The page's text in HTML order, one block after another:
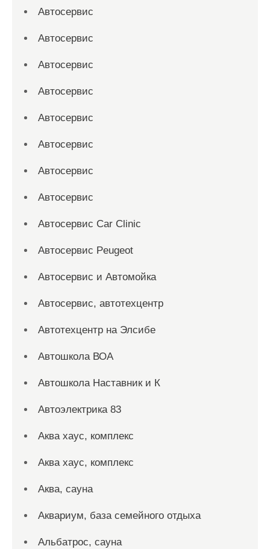
Автосервис
Автосервис
Автосервис
Автосервис
Автосервис
Автосервис
Автосервис
Автосервис
Автосервис Car Clinic
Автосервис Peugeot
Автосервис и Автомойка
Автосервис, автотехцентр
Автотехцентр на Элсибе
Автошкола ВОА
Автошкола Наставник и К
Автоэлектрика 83
Аква хаус, комплекс
Аква хаус, комплекс
Аква, сауна
Аквариум, база семейного отдыха
Альбатрос, сауна